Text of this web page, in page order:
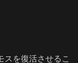
スを復活させるこ